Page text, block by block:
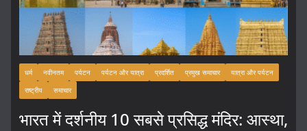
धर्म नवीनतम पर्यटन पर्यटन और यात्रा प्रदर्शित प्रमुख समाचार
यात्रा और पर्यटन
राष्ट्रीय
समाचार
भारत में दर्शनीय 10 सबसे प्रसिद्ध मंदिर: आस्था,